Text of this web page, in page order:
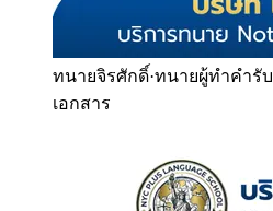
ทนายจิรศักดิ์·ทนายผู้ทำคำรั
เอกสาร